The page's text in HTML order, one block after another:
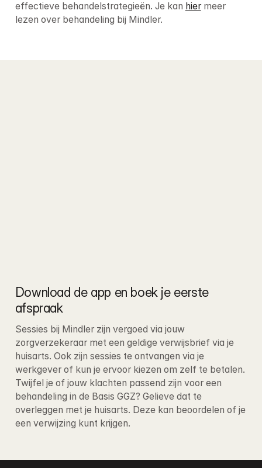
effectieve behandelstrategieën. Je kan hier meer
lezen over behandeling bij Mindler.
Download de app en boek je eerste
afspraak
Sessies bij Mindler zijn vergoed via jouw
zorgverzekeraar met een geldige verwijsbrief via je
huisarts. Ook zijn sessies te ontvangen via je
werkgever of kun je ervoor kiezen om zelf te betalen.
Twijfel je of jouw klachten passend zijn voor een
behandeling in de Basis GGZ? Gelieve dat te
overleggen met je huisarts. Deze kan beoordelen of je
een verwijzing kunt krijgen.